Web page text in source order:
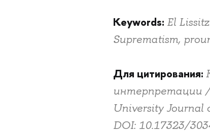
Keywords: El
Suprematism,
Для цитирования:
интерпретации
University Journal
DOI: 10.17323/